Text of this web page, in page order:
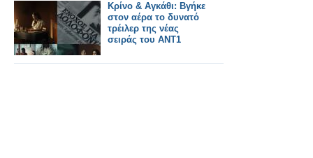
Κρίνο & Αγκάθι: Βγήκε
στον αέρα το δυνατό
τρέιλερ της νέας
σειράς του ΑΝΤ1